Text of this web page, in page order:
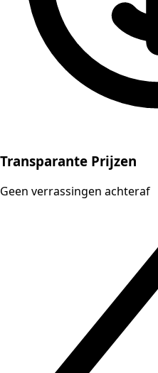
Transparante Prijzen
Geen verrassingen achteraf